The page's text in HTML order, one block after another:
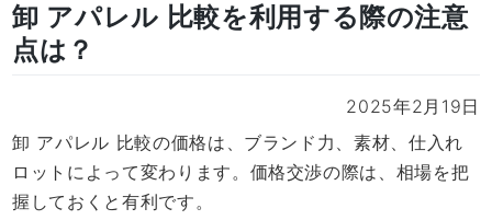
卸 アパレル 比較を利用する際の注意
点は？
2025年2月19日
卸 アパレル 比較の価格は、ブランド力、素材、仕入れ
ロットによって変わります。価格交渉の際は、相場を把
握しておくと有利です。